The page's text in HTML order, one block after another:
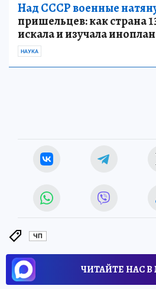
Над СССР военные
пришельцев: как страна
искала и изучала
НАУКА
ЧП
ЧИТАЙТЕ НАС В